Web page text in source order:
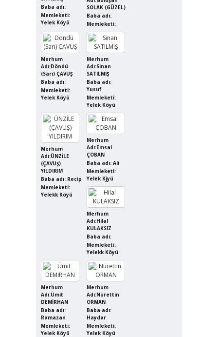
Baba adı:
Memleketi:
Yelek Köyü
SOLAK (GÜZEL)
Baba adı:
Memleketi:
Merhum
Adı:Döndü
(Sarı) ÇAVUŞ
Baba adı:
Memleketi:
Yelek Köyü
Merhum
Adı:Sinan
SATILMIŞ
Baba adı:
Yusuf
Memleketi:
Yelek Köyü
Merhum
Adı:ÜNZİLE
(ÇAVUŞ)
YILDIRIM
Baba adı: Recip
Memleketi:
Yelekk Köyü
Merhum
Adı:Emsal
ÇOBAN
Baba adı: Ali
Memleketi:
Yelek Kjyü
Merhum
Adı:Hilal
KULAKSIZ
Baba adı:
Memleketi:
Yelekk Köyü
Merhum
Adı:Ümit
DEMİRHAN
Baba adı:
Ramazan
Memleketi:
Yelek Köyü
Merhum
Adı:Nurettin
ORMAN
Baba adı:
Haydar
Memleketi:
Yelek Köyü